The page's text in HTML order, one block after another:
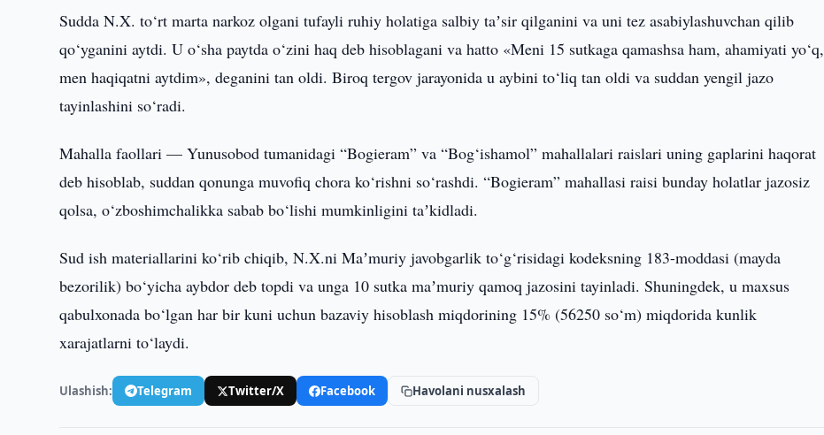
Sudda N.X. to‘rt marta narkoz olgani tufayli ruhiy holatiga salbiy taʼsir qilganini va uni tez asabiylashuvchan qilib
qo‘yganini aytdi. U o‘sha paytda o‘zini haq deb hisoblagani va hatto «Meni 15 sutkaga qamashsa ham, ahamiyati yo‘q,
men haqiqatni aytdim», deganini tan oldi. Biroq tergov jarayonida u aybini to‘liq tan oldi va suddan yengil jazo
tayinlashini so‘radi.
Mahalla faollari — Yunusobod tumanidagi “Bogieram” va “Bog‘ishamol” mahallalari raislari uning gaplarini haqorat
deb hisoblab, suddan qonunga muvofiq chora ko‘rishni so‘rashdi. “Bogieram” mahallasi raisi bunday holatlar jazosiz
qolsa, o‘zboshimchalikka sabab bo‘lishi mumkinligini taʼkidladi.
Sud ish materiallarini ko‘rib chiqib, N.X.ni Maʼmuriy javobgarlik to‘g‘risidagi kodeksning 183-moddasi (mayda
bezorilik) bo‘yicha aybdor deb topdi va unga 10 sutka maʼmuriy qamoq jazosini tayinladi. Shuningdek, u maxsus
qabulxonada bo‘lgan har bir kuni uchun bazaviy hisoblash miqdorining 15% (56250 so‘m) miqdorida kunlik
xarajatlarni to‘laydi.
Ulashish: Telegram Twitter/X Facebook Havolani nusxalash